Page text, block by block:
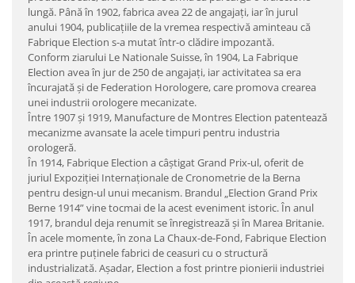
lungă. Până în 1902, fabrica avea 22 de angajaţi, iar în jurul
anului 1904, publicaţiile de la vremea respectivă aminteau că
Fabrique Election s-a mutat într-o clădire impozantă.
Conform ziarului Le Nationale Suisse, în 1904, La Fabrique
Election avea în jur de 250 de angajaţi, iar activitatea sa era
încurajată şi de Federation Horologere, care promova crearea
unei industrii orologere mecanizate.
Între 1907 şi 1919, Manufacture de Montres Election patentează
mecanizme avansate la acele timpuri pentru industria
orologeră.
În 1914, Fabrique Election a câştigat Grand Prix-ul, oferit de
juriul Expoziţiei Internaţionale de Cronometrie de la Berna
pentru design-ul unui mecanism. Brandul „Election Grand Prix
Berne 1914” vine tocmai de la acest eveniment istoric. În anul
1917, brandul deja renumit se înregistrează şi în Marea Britanie.
În acele momente, în zona La Chaux-de-Fond, Fabrique Election
era printre puţinele fabrici de ceasuri cu o structură
industrializată. Aşadar, Election a fost printre pionierii industriei